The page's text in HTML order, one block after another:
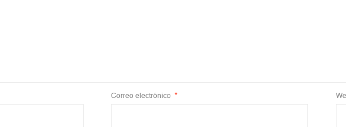
Correo electrónico *